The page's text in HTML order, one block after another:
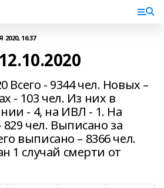
16:37
Всего - 9344 чел. Новых –
- 103 чел. Из них в
- 4, на ИВЛ - 1. На
чел. Выписано за
выписано – 8366 чел.
1 случай смерти от